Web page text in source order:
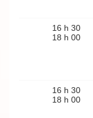
16 h 30
18 h 00
16 h 30
18 h 00